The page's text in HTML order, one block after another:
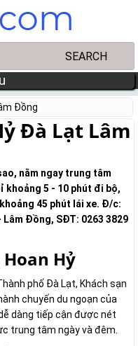
Đồng
Đà Lạt Lâm
nằm ngay trung tâm
khoảng 5 - 10 phút đi bộ,
45 phút lái xe. Đ/c:
Lâm Đồng, SĐT: 0263 3829
Hỷ
phố Đà Lạt, Khách sạn
chuyến du ngoạn của
dàng tiếp cận được nét
trung tâm ngày và đêm.